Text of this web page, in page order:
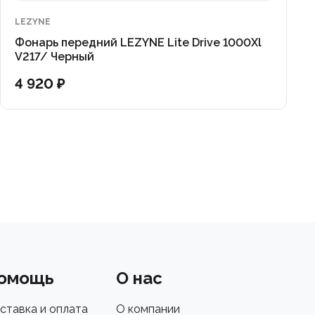
LEZYNE
Фонарь передний LEZYNE Lite Drive 1000Xl
V217/ Черный
4 920 ₽
и оплата
О нас
О компании